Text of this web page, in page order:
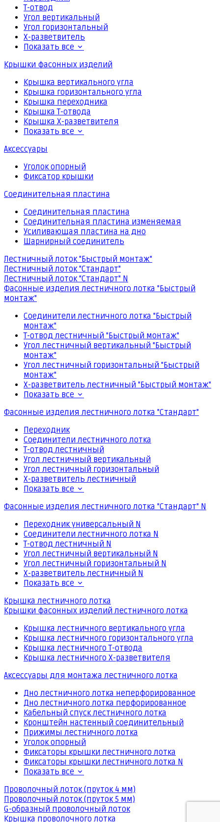
Т-отвод
Угол вертикальный
Угол горизонтальный
Х-разветвитель
Показать все
Крышки фасонных изделий
Крышка вертикального угла
Крышка горизонтального угла
Крышка переходника
Крышка Т-отвода
Крышка Х-разветвителя
Показать все
Аксессуары
Уголок опорный
Фиксатор крышки
Соединительная пластина
Соединительная пластина
Соединительная пластина изменяемая
Усиливающая пластина на дно
Шарнирный соединитель
Лестничный лоток "Быстрый монтаж"
Лестничный лоток "Стандарт"
Лестничный лоток "Стандарт" N
Фасонные изделия лестничного лотка "Быстрый
монтаж"
Соединители лестничного лотка "Быстрый
монтаж"
Т-отвод лестничный "Быстрый монтаж"
Угол лестничный вертикальный "Быстрый
монтаж"
Угол лестничный горизонтальный "Быстрый
монтаж"
Х-разветвитель лестничный "Быстрый монтаж"
Показать все
Фасонные изделия лестничного лотка "Стандарт"
Переходник
Соединители лестничного лотка
Т-отвод лестничный
Угол лестничный вертикальный
Угол лестничный горизонтальный
Х-разветвитель лестничный
Показать все
Фасонные изделия лестничного лотка "Стандарт" N
Переходник универсальный N
Соединители лестничного лотка N
Т-отвод лестничный N
Угол лестничный вертикальный N
Угол лестничный горизонтальный N
Х-разветвитель лестничный N
Показать все
Крышка лестничного лотка
Крышки фасонных изделий лестничного лотка
Крышка лестничного вертикального угла
Крышка лестничного горизонтального угла
Крышка лестничного Т-отвода
Крышка лестничного Х-разветвителя
Аксессуары для монтажа лестничного лотка
Дно лестничного лотка неперфорированное
Дно лестничного лотка перфорированное
Кабельный спуск лестничного лотка
Кронштейн настенный соединительный
Прижимы лестничного лотка
Уголок опорный
Фиксаторы крышки лестничного лотка
Фиксаторы крышки лестничного лотка N
Показать все
Проволочный лоток (пруток 4 мм)
Проволочный лоток (пруток 5 мм)
G-образный проволочный лоток
Крышка проволочного лотка